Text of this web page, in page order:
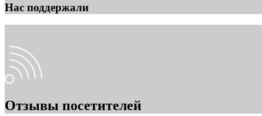
Нас поддержали
Отзывы посетителей